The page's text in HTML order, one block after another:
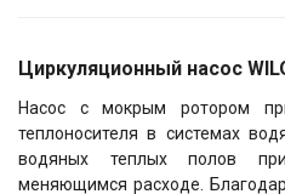
Циркуляционный насос
Насос с мокрым ротором
теплоносителя в системах
водяных теплых полов
меняющимся расходе.